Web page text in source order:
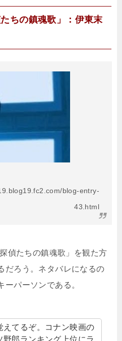
ちの鎮魂歌」：伊東末
blog-entry-
43.html
偵たちの鎮魂歌」を観た方
だろう。ネタバレになるの
ーパーソンである。
えてるぞ。コナン映画の
野郎ランキング上位にラ